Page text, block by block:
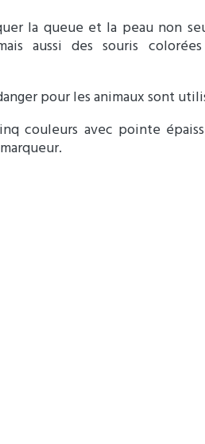
la queue et la peau non
aussi des souris
pour les animaux sont
couleurs avec pointe